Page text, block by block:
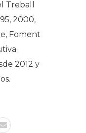
Treball
2000,
Foment
2012 y